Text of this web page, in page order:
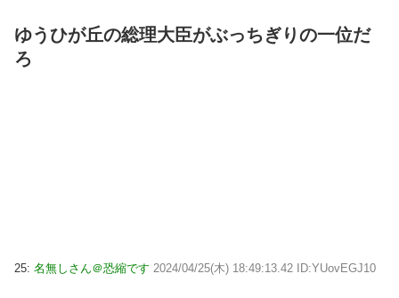
ゆうひが丘の総理大臣がぶっちぎりの一位だ
ろ
25: 名無しさん＠恐縮です 2024/04/25(木) 18:49:13.42 ID:YUovEGJ10